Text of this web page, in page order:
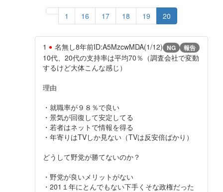
1 16 17 18 19 20
1 名無し8年前ID:A5MzcwMDA(1/12) NG 報告
10代、20代の支持率は平均70％（調査会社で変動
するけど大体こんな感じ）
理由
・就職率が９８％で良い
・景気が回復して安定してる
・若者はネットで情報を得る
・年寄りはTVしか見ない（TVは反安倍ばかり）
どうして野党が勝てないのか？
・野党が良いメリットがない
・201１年にとんでもない下手くそな政権だった